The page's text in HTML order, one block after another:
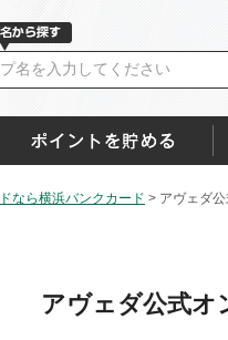
なら横浜バンクカード > アヴェダ
アヴェダ公式